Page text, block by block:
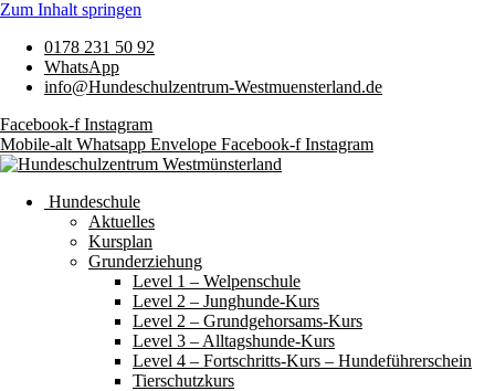
Zum Inhalt springen
0178 231 50 92
WhatsApp
info@Hundeschulzentrum-Westmuensterland.de
Facebook-f Instagram
Mobile-alt Whatsapp Envelope Facebook-f Instagram
Hundeschule
Aktuelles
Kursplan
Grunderziehung
Level 1 – Welpenschule
Level 2 – Junghunde-Kurs
Level 2 – Grundgehorsams-Kurs
Level 3 – Alltagshunde-Kurs
Level 4 – Fortschritts-Kurs – Hundeführerschein
Tierschutzkurs